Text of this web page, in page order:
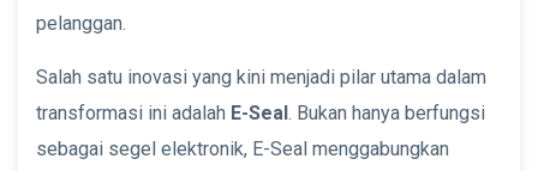
pelanggan.
Salah satu inovasi yang kini menjadi pilar utama dalam
transformasi ini adalah E-Seal. Bukan hanya berfungsi
sebagai segel elektronik, E-Seal menggabungkan